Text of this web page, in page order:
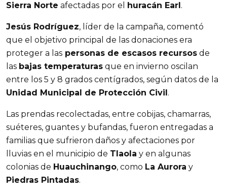
Sierra Norte afectadas por el huracán Earl .
Jesús Rodríguez, líder de la campaña, comentó
que el objetivo principal de las donaciones era
proteger a las personas de escasos recursos de
las bajas temperaturas que en invierno oscilan
entre los 5 y 8 grados centígrados, según datos de la
Unidad Municipal de Protección Civil .
Las prendas recolectadas, entre cobijas, chamarras,
suéteres, guantes y bufandas, fueron entregadas a
familias que sufrieron daños y afectaciones por
lluvias en el municipio de Tlaola y en algunas
colonias de Huauchinango, como La Aurora y
Piedras Pintadas.